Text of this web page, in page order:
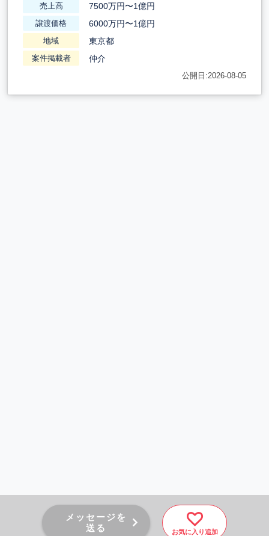
メッセージを
送る
お気に入り追加
売上高 7500万円〜1億円
譲渡価格 6000万円〜1億円
地域 東京都
案件掲載者 仲介
公開日:2026-08-05